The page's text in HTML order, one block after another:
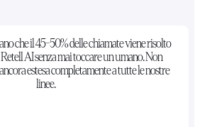
che il 45-50% delle chiamate viene risolto
AI senza mai toccare un umano. Non
estesa completamente a tutte le nostre
linee.